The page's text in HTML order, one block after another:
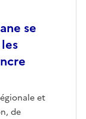
se
et
de